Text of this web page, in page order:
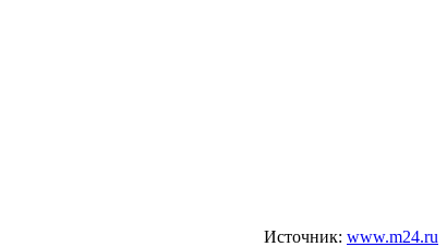
Источник: www.m24.ru